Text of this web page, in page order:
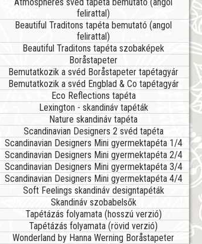
felirattal)
Beautiful Traditons tapéta bemutató (angol
felirattal)
Beautiful Traditons tapéta szobaképek
Boråstapeter
Bemutatkozik a svéd Boråstapeter tapétagyár
Bemutatkozik a svéd Engblad & Co tapétagyár
Eco Reflections tapéta
Lexington - skandináv tapéták
Nature skandináv tapéta
Scandinavian Designers 2 svéd tapéta
Scandinavian Designers Mini gyermektapéta 1/4
Scandinavian Designers Mini gyermektapéta 2/4
Scandinavian Designers Mini gyermektapéta 3/4
Scandinavian Designers Mini gyermektapéta 4/4
Soft Feelings skandináv designtapéták
Skandináv szobabelsők
Tapétázás folyamata (hosszú verzió)
Tapétázás folyamata (rövid verzió)
Wonderland by Hanna Werning Boråstapeter